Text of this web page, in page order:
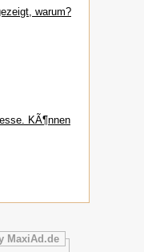
warum?
KÃ¶nnen
MaxiAd.de